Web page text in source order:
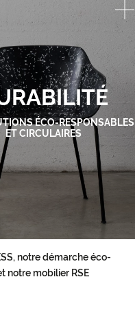
ÉCO-RESPONSABLES
ET CIRCULAIRES
notre démarche éco-
notre mobilier RSE